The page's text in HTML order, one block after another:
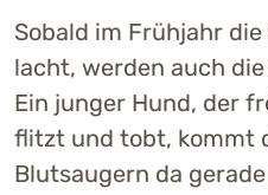
Sobald im Frühjahr
lacht, werden auch
Ein junger Hund, der
flitzt und tobt, kommt
Blutsaugern da